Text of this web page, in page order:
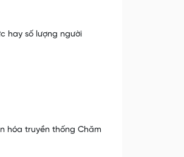
hay số lượng người
hóa truyền thống Chăm